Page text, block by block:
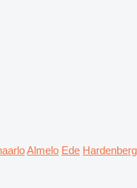
Almelo Ede Hardenberg